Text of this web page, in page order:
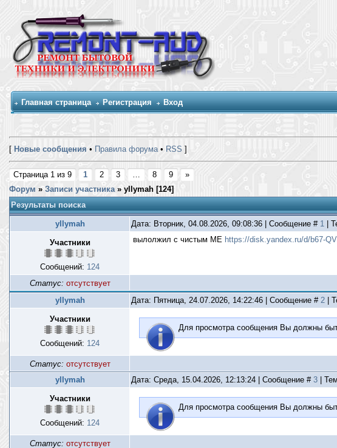
Главная страница Регистрация Вход
[ Новые сообщения • Правила форума• RSS ]
Страница 1 из 9 1 2 3 … 8 9
»
Форум » Записи участника » yllymah [124]
Результаты поиска
yllymah Дата: Вторник, 04.08.2026, 09:08:36 | Сообщение # 1 |
Участники
Сообщений: 124
вылолжил с чистым МЕ https://disk.yandex.ru/d/b67-
Статус: отсутствует
yllymah
Дата: Пятница, 24.07.2026, 14:22:46 | Сообщение # 2 |
Участники
Сообщений: 124
Для просмотра сообщения Вы должны
Статус: отсутствует
yllymah
Дата: Среда, 15.04.2026, 12:13:24 | Сообщение # 3 |
Участники
Сообщений: 124
Для просмотра сообщения Вы должны
Статус: отсутствует